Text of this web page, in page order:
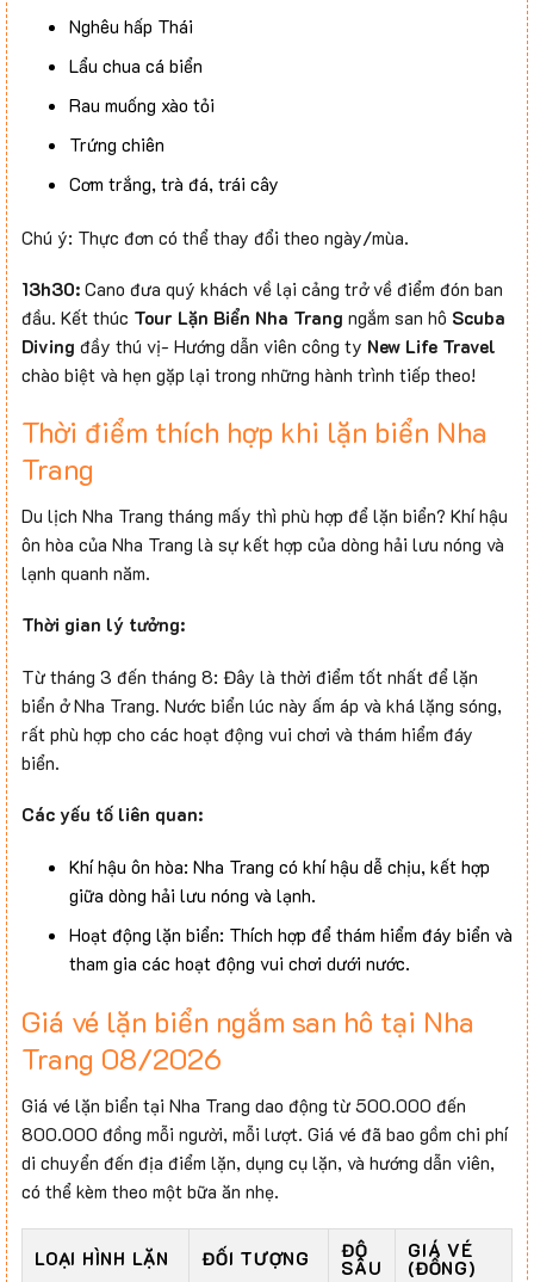
Nghêu hấp Thái
Lẩu chua cá biển
Rau muống xào tỏi
Trứng chiên
Cơm trắng, trà đá, trái cây
Chú ý: Thực đơn có thể thay đổi theo ngày/mùa.
13h30: Cano đưa quý khách về lại cảng trở về điểm đón ban
đầu. Kết thúc Tour Lặn Biển Nha Trang ngắm san hô Scuba
Diving đầy thú vị- Hướng dẫn viên công ty New Life Travel
chào biệt và hẹn gặp lại trong những hành trình tiếp theo!
Thời điểm thích hợp khi lặn biển Nha
Trang
Du lịch Nha Trang tháng mấy thì phù hợp để lặn biển? Khí hậu
ôn hòa của Nha Trang là sự kết hợp của dòng hải lưu nóng và
lạnh quanh năm.
Thời gian lý tưởng:
Từ tháng 3 đến tháng 8: Đây là thời điểm tốt nhất để lặn
biển ở Nha Trang. Nước biển lúc này ấm áp và khá lặng sóng,
rất phù hợp cho các hoạt động vui chơi và thám hiểm đáy
biển.
Các yếu tố liên quan:
Khí hậu ôn hòa: Nha Trang có khí hậu dễ chịu, kết hợp
giữa dòng hải lưu nóng và lạnh.
Hoạt động lặn biển: Thích hợp để thám hiểm đáy biển và
tham gia các hoạt động vui chơi dưới nước.
Giá vé lặn biển ngắm san hô tại Nha
Trang 08/2026
Giá vé lặn biển tại Nha Trang dao động từ 500.000 đến
800.000 đồng mỗi người, mỗi lượt. Giá vé đã bao gồm chi phí
di chuyển đến địa điểm lặn, dụng cụ lặn, và hướng dẫn viên,
có thể kèm theo một bữa ăn nhẹ.
LOẠI HÌNH LẶN ĐỐI TƯỢNG ĐỘ
SÂU
GIÁ VÉ
(ĐỒNG)